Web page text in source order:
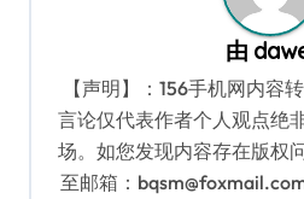
由
【声明】：156手机网内容
言论仅代表作者个人观点绝
场。如您发现内容存在版权
至邮箱：